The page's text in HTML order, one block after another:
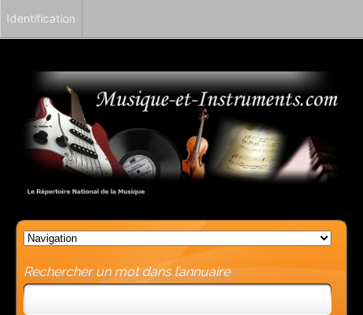
Rechercher un mot dans l’annuaire
Identification